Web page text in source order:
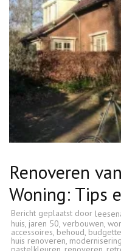
Renoveren
Woning: Tips
Bericht geplaatst door
huis, jaren 50, verbouwen,
accessoires, behoud,
huis renoveren, modernisering